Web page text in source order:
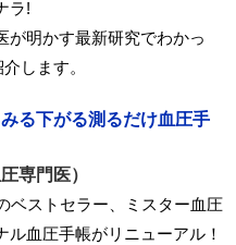
ラ!
が明かす最新研究でわかっ
します。
る下がる測るだけ血圧手
専門医）
ベストセラー、ミスター血圧
ル血圧手帳がリニューアル！